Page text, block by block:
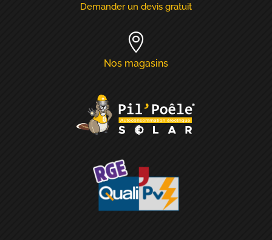
Demander un devis gratuit

Nos magasins